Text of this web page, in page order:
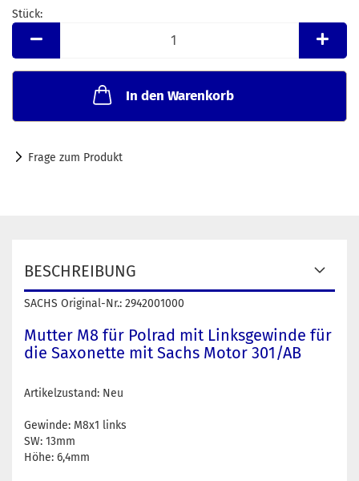
Stück:
Stück
In den Warenkorb
Frage zum Produkt
BESCHREIBUNG
SACHS Original-Nr.: 2942001000
Mutter M8 für Polrad mit Linksgewinde für
die Saxonette mit Sachs Motor 301/AB
Artikelzustand: Neu
Gewinde: M8x1 links
SW: 13mm
Höhe: 6,4mm